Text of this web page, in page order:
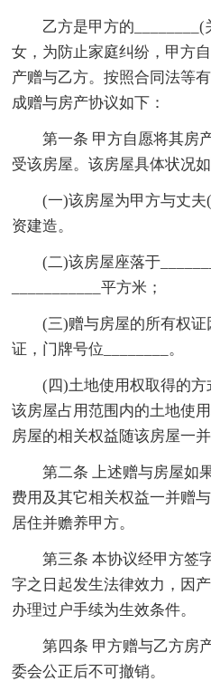
乙方是甲方的________(
女，为防止家庭纠纷，甲方
产赠与乙方。按照合同法等
成赠与房产协议如下：
第一条 甲方自愿将其房
受该房屋。该房屋具体状况如
(一)该房屋为甲方与丈夫(
资建造。
(二)该房屋座落于
___________平方米；
(三)赠与房屋的所有权证
证，门牌号位________。
(四)土地使用权取得的方
该房屋占用范围内的土地使
房屋的相关权益随该房屋一并
第二条 上述赠与房屋如果
费用及其它相关权益一并赠
居住并赡养甲方。
第三条 本协议经甲方签
字之日起发生法律效力，因
办理过户手续为生效条件。
第四条 甲方赠与乙方房
委会公正后不可撤销。